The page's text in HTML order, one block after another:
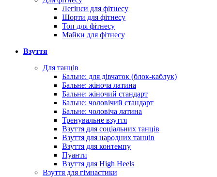
Легінси для фітнесу
Шорти для фітнесу
Топ для фітнесу
Майки для фітнесу
Взуття
Для танців
Бальне: для дівчаток (блок-каблук)
Бальне: жіноча латина
Бальне: жіночий стандарт
Бальне: чоловічий стандарт
Бальне: чоловіча латина
Тренувальне взуття
Взуття для соціальних танців
Взуття для народних танців
Взуття для контемпу
Пуанти
Взуття для High Heels
Взуття для гімнастики